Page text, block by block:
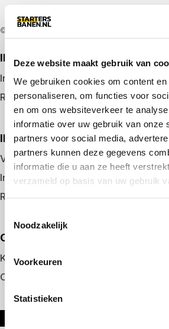
Deze website maakt gebruik van
We gebruiken cookies om content
personaliseren, om functies voor
en om ons websiteverkeer te
informatie over uw gebruik van onze
partners voor social media,
partners kunnen deze gegevens
informatie die u aan ze heeft
verzameld op basis van uw gebruik
Noodzakelijk
Voorkeuren
Statistieken
© 2026 door startersbanen.nl
IK ZOEK EEN BAAN
Inloggen
Registreren
IK BEN WERKGEVER
Vacature plaatsen
Inloggen
Registreren
OVER ONS
Kennismaken met MELON
Contact